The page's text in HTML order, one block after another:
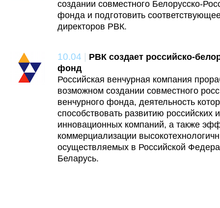
создании совместного Белорусско-
фонда и подготовить
директоров РВК.
10.04 | РВК создает российско-
фонд
Российская венчурная компания
возможном создании совместного
венчурного фонда, деятельность
способствовать развитию российских
инновационных компаний, а также
коммерциализации
осуществляемых в Российской
Беларусь.